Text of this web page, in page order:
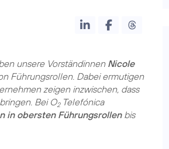
unsere Vorständinnen Nicole
Führungsrollen. Dabei ermutigen
zeigen inzwischen, dass
Bei O2Telefónica
in obersten Führungsrollenbis